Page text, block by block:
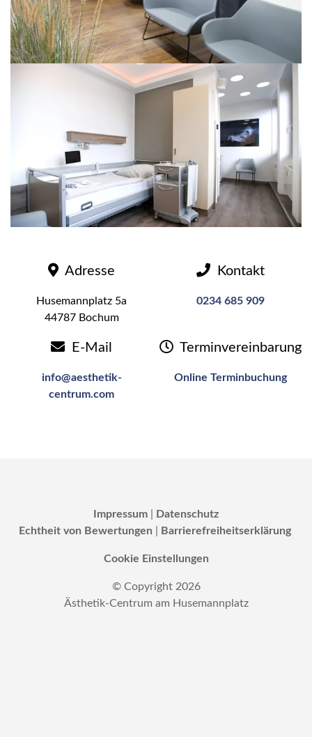
Adresse
Husemannplatz 5a
44787 Bochum
Kontakt
0234 685 909
E-Mail
info@aesthetik-
centrum.com
Terminvereinbarung
Online Terminbuchung
Impressum
Datenschutz
Echtheit von Bewertungen
Barrierefreiheitserklärung
Cookie Einstellungen
© Copyright 2026
Ästhetik-Centrum am Husemannplatz